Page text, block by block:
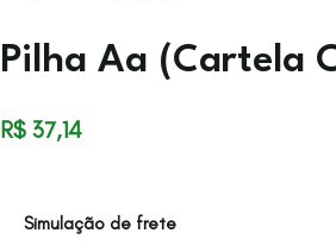
Pilha Aa (Cartela
R$ 37,14
Simulação de frete